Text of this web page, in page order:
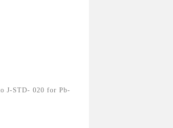
J-STD- 020 for Pb-